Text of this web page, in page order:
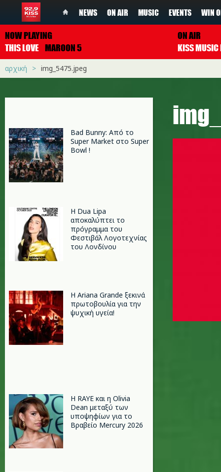
NEWS ON AIR MUSIC EVENTS WIN
NOW PLAYING
THIS LOVE MAROON 5
ON AIR
αρχική img_5475.jpeg
Bad Bunny: Από το
Super Market στο Super
Bowl !
Η Dua Lipa
αποκαλύπτει το
πρόγραμμα του
Φεστιβάλ Λογοτεχνίας
του Λονδίνου
Η Ariana Grande ξεκινά
πρωτοβουλία για την
ψυχική υγεία!
Η RAYE και η Olivia
Dean μεταξύ των
υποψηφίων για το
Βραβείο Mercury 2026